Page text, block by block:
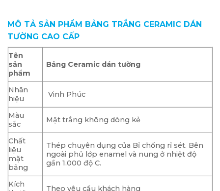
MÔ TẢ SẢN PHẨM BẢNG TRẮNG CERAMIC DÁN
TƯỜNG CAO CẤP
Tên
sản
phẩm
Bảng Ceramic dán tường
Nhãn
hiệu
Vinh Phúc
Màu
sắc
Mặt trắng không dòng kẻ
Chất
liệu
mặt
bảng
Thép chuyên dụng của Bỉ chống rỉ sét. Bên
ngoài phủ lớp enamel và nung ở nhiệt độ
gần 1.000 độ C.
Kích
Theo yêu cầu khách hàng